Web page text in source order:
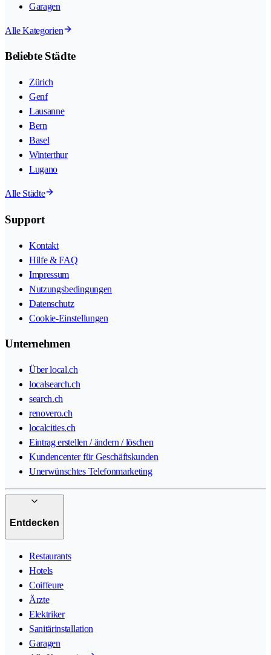
Garagen
Alle Kategorien
Beliebte Städte
Zürich
Genf
Lausanne
Bern
Basel
Winterthur
Lugano
Alle Städte
Support
Kontakt
Hilfe & FAQ
Impressum
Nutzungsbedingungen
Datenschutz
Cookie-Einstellungen
Unternehmen
Über local.ch
localsearch.ch
search.ch
renovero.ch
localcities.ch
Eintrag erstellen / ändern / löschen
Kundencenter für Geschäftskunden
Unerwünschtes Telefonmarketing
Entdecken
Restaurants
Hotels
Coiffeure
Ärzte
Elektriker
Sanitärinstallation
Garagen